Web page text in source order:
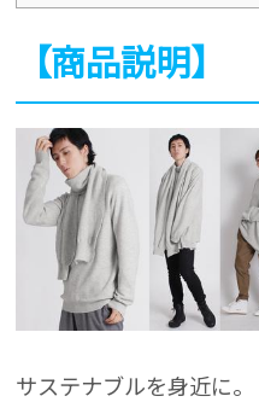
【商品説明】
サステナブルを身近に。